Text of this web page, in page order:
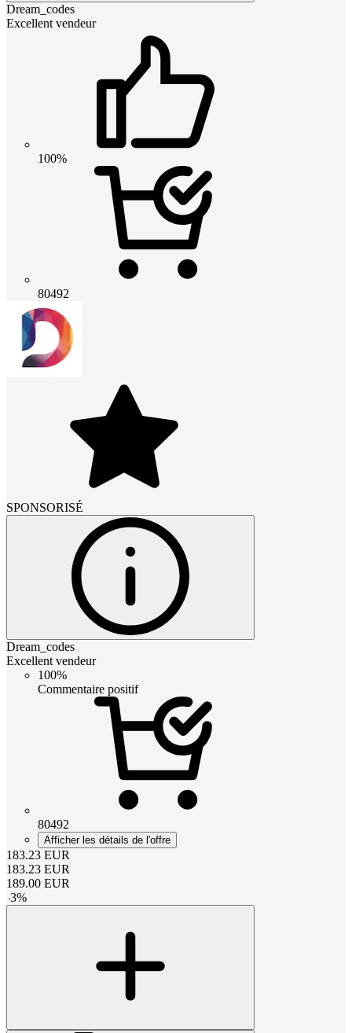
Dream_codes
Excellent vendeur
100%
80492
SPONSORISÉ
Dream_codes
Excellent vendeur
100%
Commentaire positif
80492
Afficher les détails de l'offre
183.23 EUR
183.23 EUR
189.00 EUR
-3%